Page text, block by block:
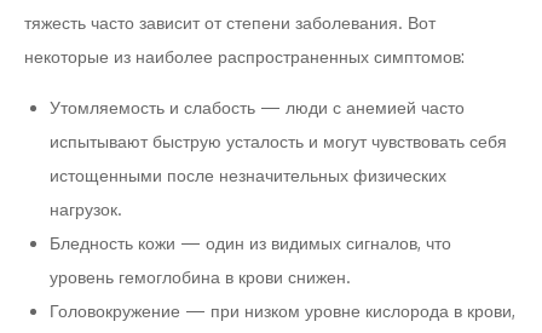
тяжесть часто зависит от степени заболевания. Вот
некоторые из наиболее распространенных симптомов:
Утомляемость и слабость — люди с анемией часто
испытывают быструю усталость и могут чувствовать себя
истощенными после незначительных физических
нагрузок.
Бледность кожи — один из видимых сигналов, что
уровень гемоглобина в крови снижен.
Головокружение — при низком уровне кислорода в крови,